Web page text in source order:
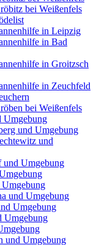
bei Weißenfels
in Leipzig
in Bad
in Groitzsch
in Zeuchfeld
bei Weißenfels
Umgebung
und Umgebung
und
und Umgebung
und Umgebung
Umgebung
Umgebung
und Umgebung